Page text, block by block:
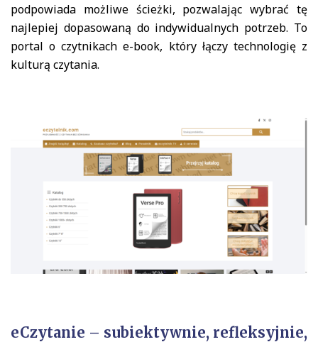
podpowiada możliwe ścieżki, pozwalając wybrać tę
najlepiej dopasowaną do indywidualnych potrzeb. To
portal o czytnikach e-book, który łączy technologię z
kulturą czytania.
eCzytanie – subiektywnie, refleksyjnie,